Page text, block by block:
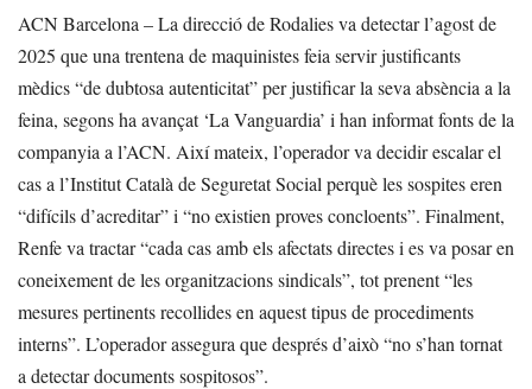
ACN Barcelona – La direcció de Rodalies va detectar l’agost de
2025 que una trentena de maquinistes feia servir justificants
mèdics “de dubtosa autenticitat” per justificar la seva absència a la
feina, segons ha avançat ‘La Vanguardia’ i han informat fonts de la
companyia a l’ACN. Així mateix, l’operador va decidir escalar el
cas a l’Institut Català de Seguretat Social perquè les sospites eren
“difícils d’acreditar” i “no existien proves concloents”. Finalment,
Renfe va tractar “cada cas amb els afectats directes i es va posar en
coneixement de les organitzacions sindicals”, tot prenent “les
mesures pertinents recollides en aquest tipus de procediments
interns”. L’operador assegura que després d’això “no s’han tornat
a detectar documents sospitosos”.